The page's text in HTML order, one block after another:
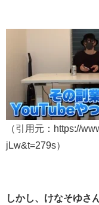
（引用元：https://
jLw&t=279s）
しかし、けなそゆさ